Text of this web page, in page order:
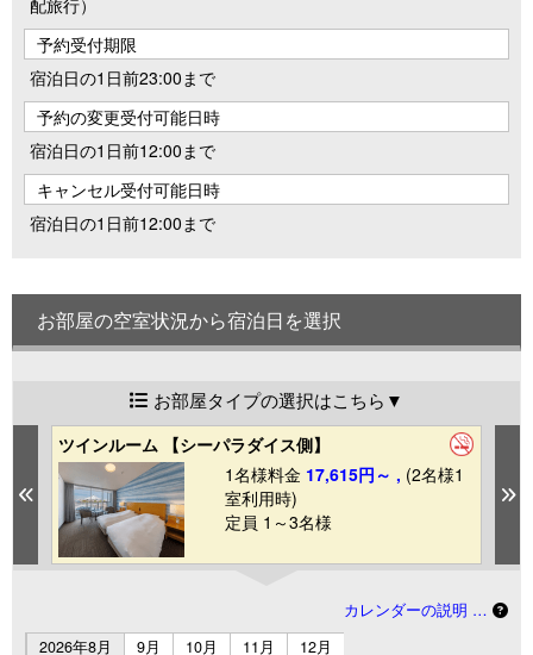
予約受付期限
宿泊日の1日前23:00まで
予約の変更受付可能日時
宿泊日の1日前12:00まで
キャンセル受付可能日時
宿泊日の1日前12:00まで
お部屋の空室状況から宿泊日を選択
お部屋タイプの選択はこちら▼
Previous
ツインルーム 【シーパラダイス側】
1名様料金 17,615円～ , (2名様1
室利用時)
定員 1～3名様
カレンダーの説明 …
2026年8月
9月 10月 11月 12月